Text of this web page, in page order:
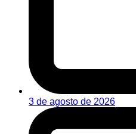
3 de agosto de 2026